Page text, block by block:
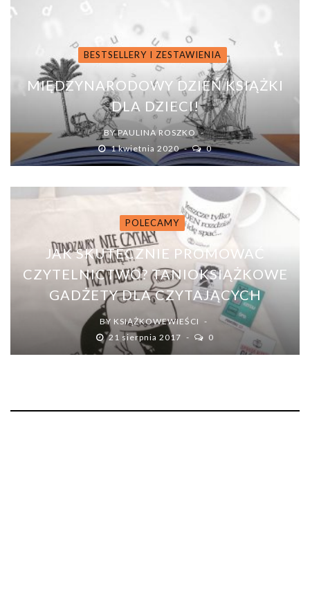
BESTSELLERY I ZESTAWIENIA
MIĘDZYNARODOWY DZIEŃ KSIĄŻKI
DLA DZIECI!
BYPAULINA ROSZKO
1 kwietnia 2020
0
POLECAMY
JAK SKUTECZNIE PROMOWAĆ
CZYTELNICTWO? TANIOKSIĄŻKOWE
GADŻETY DLA CZYTAJĄCYCH
BY KSIĄŻKOWEWIEŚCI
21 sierpnia 2017
0